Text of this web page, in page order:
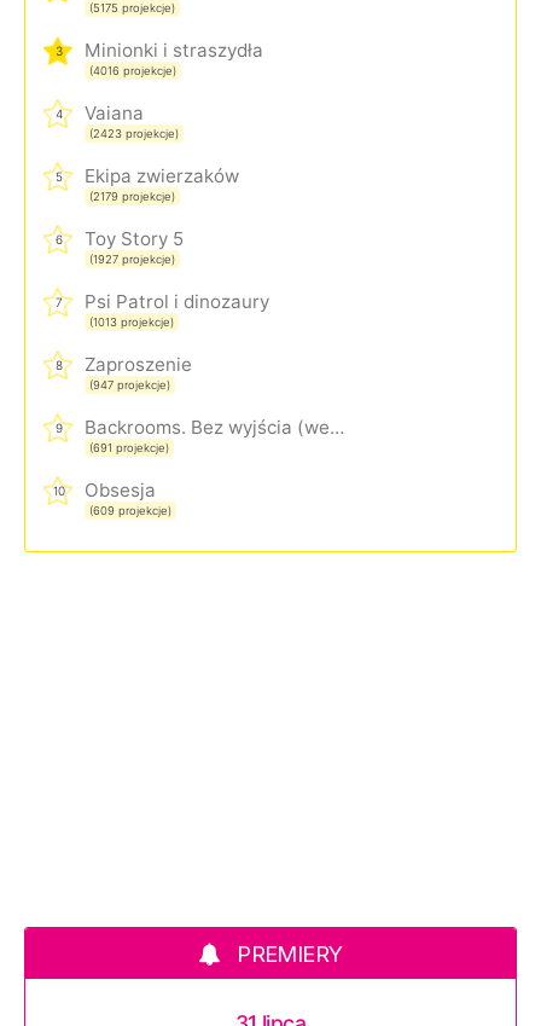
(5175 projekcje)
3 Minionki i straszydła
(4016 projekcje)
4 Vaiana
(2423 projekcje)
5 Ekipa zwierzaków
(2179 projekcje)
6 Toy Story 5
(1927 projekcje)
7 Psi Patrol i dinozaury
(1013 projekcje)
8 Zaproszenie
(947 projekcje)
9 Backrooms. Bez wyjścia (wersja rozszerzona)
(691 projekcje)
10 Obsesja
(609 projekcje)
PREMIERY